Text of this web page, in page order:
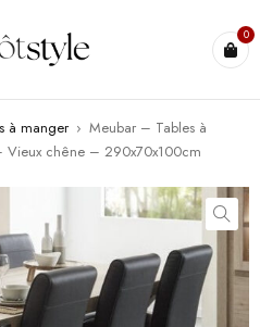
0
à manger › Meubar – Tables à
chêne – 290x70x100cm